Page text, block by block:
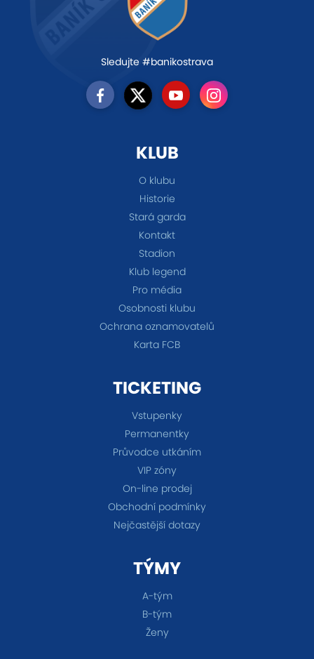
Sledujte #banikostrava
KLUB
O klubu
Historie
Stará garda
Kontakt
Stadion
Klub legend
Pro média
Osobnosti klubu
Ochrana oznamovatelů
Karta FCB
TICKETING
Vstupenky
Permanentky
Průvodce utkáním
VIP zóny
On-line prodej
Obchodní podmínky
Nejčastější dotazy
TÝMY
A-tým
B-tým
Ženy